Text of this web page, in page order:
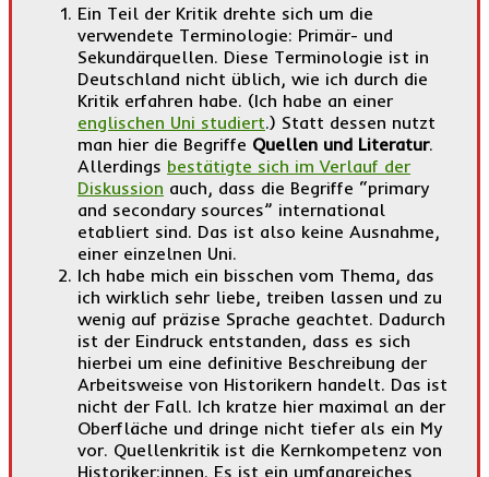
Ein Teil der Kritik drehte sich um die
verwendete Terminologie: Primär- und
Sekundärquellen. Diese Terminologie ist in
Deutschland nicht üblich, wie ich durch die
Kritik erfahren habe. (Ich habe an einer
englischen Uni studiert.) Statt dessen nutzt
man hier die Begriffe Quellen und Literatur.
Allerdings bestätigte sich im Verlauf der
Diskussion auch, dass die Begriffe “primary
and secondary sources” international
etabliert sind. Das ist also keine Ausnahme,
einer einzelnen Uni.
Ich habe mich ein bisschen vom Thema, das
ich wirklich sehr liebe, treiben lassen und zu
wenig auf präzise Sprache geachtet. Dadurch
ist der Eindruck entstanden, dass es sich
hierbei um eine definitive Beschreibung der
Arbeitsweise von Historikern handelt. Das ist
nicht der Fall. Ich kratze hier maximal an der
Oberfläche und dringe nicht tiefer als ein My
vor. Quellenkritik ist die Kernkompetenz von
Historiker:innen. Es ist ein umfangreiches